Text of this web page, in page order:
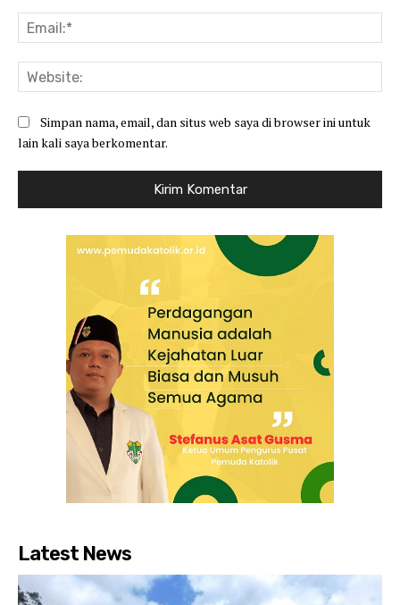
Simpan nama, email, dan situs web saya di browser ini untuk
lain kali saya berkomentar.
Latest News